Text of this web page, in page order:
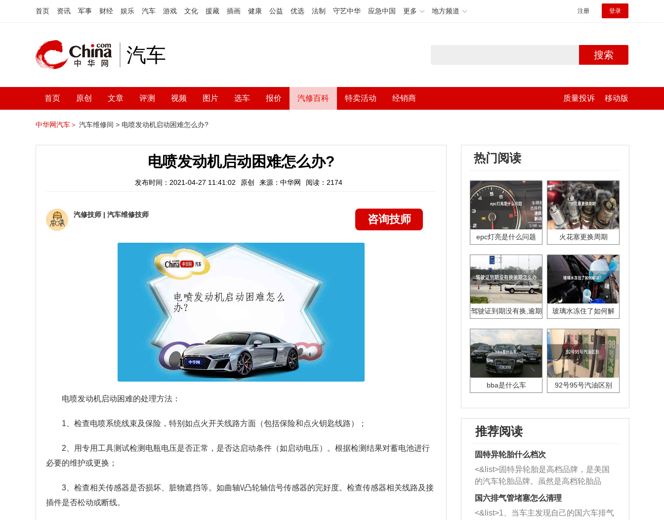
首页 资讯 军事 财经 娱乐 汽车 游戏 文化 援藏 插画 健康 公益 优选 法制 守艺中华 应急中国 更多 地方频道 注册 登录
汽车 搜索
首页 原创 文章 评测 视频 图片 选车 报价 汽修百科 特卖活动 经销商 质量投诉 移动版
中华网汽车＞ 汽车维修间 > 电喷发动机启动困难怎么办?
电喷发动机启动困难怎么办?
发布时间：2021-04-27 11:41:02 原创 来源：中华网 阅读：2174
汽修技师 | 汽车维修技师 咨询技师
电喷发动机启动困难的处理方法：
1、检查电喷系统线束及保险，特别如点火开关线路方面（包括保险和点火钥匙线路）；
2、用专用工具测试检测电瓶电压是否正常，是否达启动条件（如启动电压）。根据检测结果对蓄电池进行
必要的维护或更换；
3、检查相关传感器是否损坏、脏物遮挡等。如曲轴\/凸轮轴信号传感器的完好度。检查传感器相关线路及接
插件是否松动或断线。
热门阅读
epc灯亮是什么问题 火花塞更换周期
驾驶证到期没有换,逾期
玻璃水冻住了如何解
bba是什么车 92号95号汽油区别
推荐阅读
固特异轮胎什么档次
<&list>固特异轮胎是高档品牌，是美国
的汽车轮胎品牌。虽然是高档轮胎品
牌，但是中高低端的轮胎都有生产，这
也是为了更好的开拓市场。
国六排气管堵塞怎么清理
<&list>1、当车主发现自己的国六车排气